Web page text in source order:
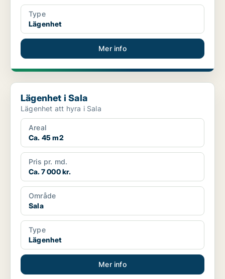
Type
Lägenhet
Mer info
Lägenhet i Sala
Lägenhet i Sala
Lägenhet att hyra i Sala
Areal
Ca. 45 m2
Pris pr. md.
Ca. 7 000 kr.
Område
Sala
Type
Lägenhet
Mer info